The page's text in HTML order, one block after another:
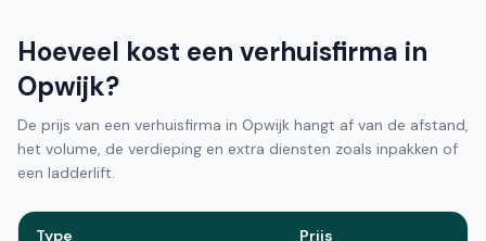
Hoeveel kost een verhuisfirma in
Opwijk?
De prijs van een verhuisfirma in Opwijk hangt af van de afstand,
het volume, de verdieping en extra diensten zoals inpakken of
een ladderlift.
Type Prijs